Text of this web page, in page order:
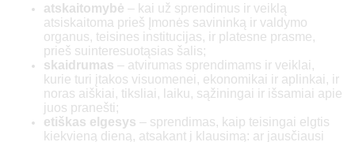
atskaitomybė – kai už sprendimus ir veiklą
atsiskaitoma prieš Įmonės savininką ir valdymo
organus, teisines institucijas, ir platesne prasme,
prieš suinteresuotąsias šalis;
skaidrumas – atvirumas sprendimams ir veiklai,
kurie turi įtakos visuomenei, ekonomikai ir aplinkai, ir
noras aiškiai, tiksliai, laiku, sąžiningai ir išsamiai apie
juos pranešti;
etiškas elgesys – sprendimas, kaip teisingai elgtis
kiekvieną dieną, atsakant į klausimą: ar jausčiausi